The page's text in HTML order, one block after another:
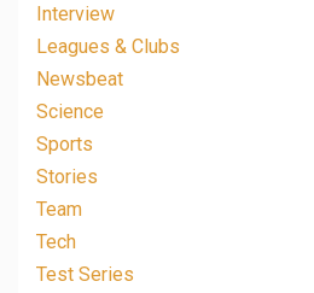
Interview
Leagues & Clubs
Newsbeat
Science
Sports
Stories
Team
Tech
Test Series